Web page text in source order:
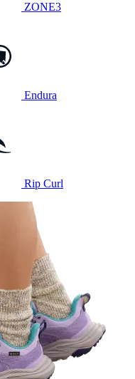
ZONE3
Endura
Rip Curl